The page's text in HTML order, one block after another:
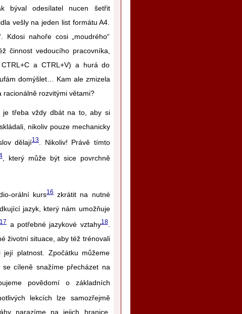
býval odesílatel nucen šetřit
vešly na jeden list formátu A4.
Kdosi nahoře cosi „moudrého“
činnost vedoucího pracovníka,
a CTRL+V) a hurá do
domýšlet… Kam ale zmizela
rozvitými větami?
je třeba vždy dbát na to, aby si
nikoliv pouze mechanicky
dělají13. Nikoliv! Právě tímto
, který může být sice povrchně
orální kurs16zkrátit na nutné
jazyk, který nám umožňuje
17a potřebné jazykové vztahy18.
životní situace, aby též trénovali
platnost. Zpočátku můžeme
cíleně snažíme přecházet na
povědomí o základních
lekcích lze samozřejmě
narazíme na jejich hranice.